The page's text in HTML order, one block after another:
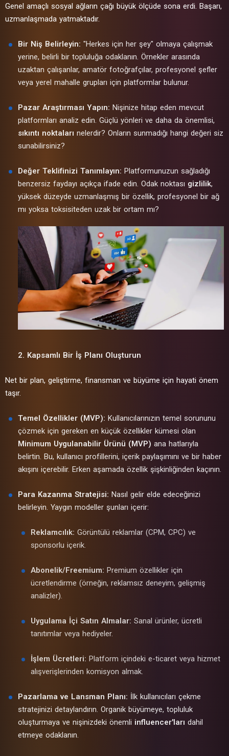
Genel amaçlı sosyal ağların çağı büyük ölçüde sona erdi. Başarı,
uzmanlaşmada yatmaktadır.
Bir Niş Belirleyin: "Herkes için her şey" olmaya çalışmak
yerine, belirli bir topluluğa odaklanın. Örnekler arasında
uzaktan çalışanlar, amatör fotoğrafçılar, profesyonel şefler
veya yerel mahalle grupları için platformlar bulunur.
Pazar Araştırması Yapın: Nişinize hitap eden mevcut
platformları analiz edin. Güçlü yönleri ve daha da önemlisi,
sıkıntı noktaları nelerdir? Onların sunmadığı hangi değeri siz
sunabilirsiniz?
Değer Teklifinizi Tanımlayın: Platformunuzun sağladığı
benzersiz faydayı açıkça ifade edin. Odak noktası gizlilik,
yüksek düzeyde uzmanlaşmış bir özellik, profesyonel bir ağ
mı yoksa toksisiteden uzak bir ortam mı?
2. Kapsamlı Bir İş Planı Oluşturun
Net bir plan, geliştirme, finansman ve büyüme için hayati önem
taşır.
Temel Özellikler (MVP): Kullanıcılarınızın temel sorununu
çözmek için gereken en küçük özellikler kümesi olan
Minimum Uygulanabilir Ürünü (MVP) ana hatlarıyla
belirtin. Bu, kullanıcı profillerini, içerik paylaşımını ve bir haber
akışını içerebilir. Erken aşamada özellik şişkinliğinden kaçının.
Para Kazanma Stratejisi: Nasıl gelir elde edeceğinizi
belirleyin. Yaygın modeller şunları içerir:
Reklamcılık: Görüntülü reklamlar (CPM, CPC) ve
sponsorlu içerik.
Abonelik/Freemium: Premium özellikler için
ücretlendirme (örneğin, reklamsız deneyim, gelişmiş
analizler).
Uygulama İçi Satın Almalar: Sanal ürünler, ücretli
tanıtımlar veya hediyeler.
İşlem Ücretleri: Platform içindeki e-ticaret veya hizmet
alışverişlerinden komisyon almak.
Pazarlama ve Lansman Planı: İlk kullanıcıları çekme
stratejinizi detaylandırın. Organik büyümeye, topluluk
oluşturmaya ve nişinizdeki önemli influencer'ları dahil
etmeye odaklanın.